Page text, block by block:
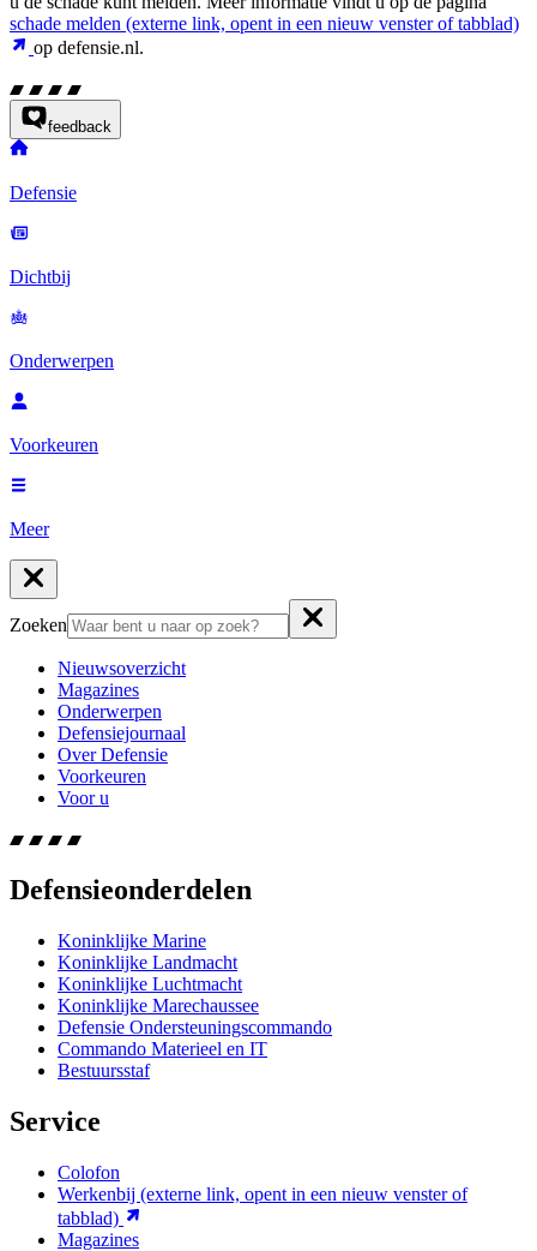
schade melden (externe link, opent in een nieuw venster of tabblad)
op defensie.nl.
feedback
Defensie
Dichtbij
Onderwerpen
Voorkeuren
Meer
Zoeken
Nieuwsoverzicht
Magazines
Onderwerpen
Defensiejournaal
Over Defensie
Voorkeuren
Voor u
Defensieonderdelen
Koninklijke Marine
Koninklijke Landmacht
Koninklijke Luchtmacht
Koninklijke Marechaussee
Defensie Ondersteuningscommando
Commando Materieel en IT
Bestuursstaf
Service
Colofon
Werkenbij (externe link, opent in een nieuw venster of
tabblad)
Magazines